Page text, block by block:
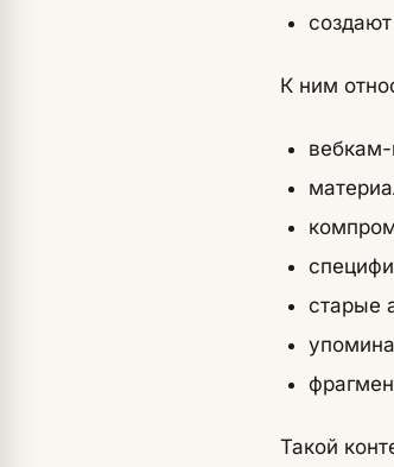
К ним
вебкам-
старые
Такой